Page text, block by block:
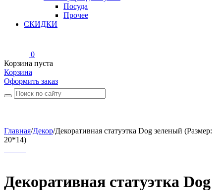
Посуда
Прочее
СКИДКИ
0
Корзина пуста
Корзина
Оформить заказ
Главная/Декор/Декоративная статуэтка Dog зеленый (Размер:
20*14)
Декоративная статуэтка Dog